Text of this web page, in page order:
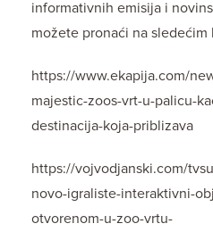
informativnih emisija i
možete pronaći na
https://www.ekapija.com/
majestic-zoos-vrt-u-palicu-
destinacija-koja-priblizava
https://vojvodjanski.com/
novo-igraliste-interaktivni-
otvorenom-u-zoo-vrtu-